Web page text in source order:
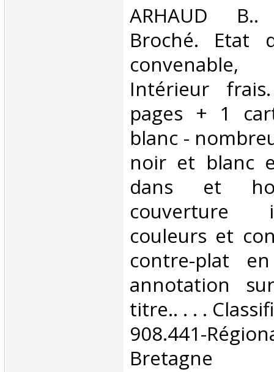
‎ARHAUD
Broché. Etat
Intérieur
pages + 1
blanc -
noir et blanc
dans et
couverture
couleurs et
contre-plat
annotation
titre.. . . .
908.441-
Bretagne‎